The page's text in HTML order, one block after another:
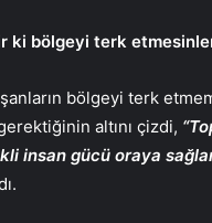
ki bölgeyi terk
bölgeyi terk
altını çizdi,
insan gücü oraya